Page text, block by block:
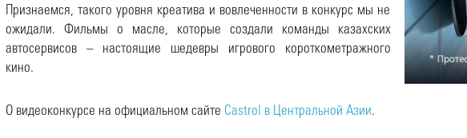
Признаемся, такого уровня креатива и вовлеченности в конкурс мы не
ожидали. Фильмы о масле, которые создали команды казахских
автосервисов – настоящие шедевры игрового короткометражного
кино.
О видеоконкурсе на официальном сайте Castrol в Центральной Азии.